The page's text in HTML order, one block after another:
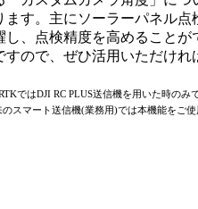
ます。主にソーラーパネル点
し、点検精度を高めることが
すので、ぜひ活用いただけれ
ではDJI RC PLUS送信機を用いた時のみ
のスマート送信機(業務用)では本機能をご